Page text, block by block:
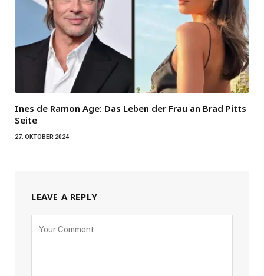
Ines de Ramon Age: Das Leben der Frau an Brad Pitts
Seite
27. OKTOBER 2024
LEAVE A REPLY